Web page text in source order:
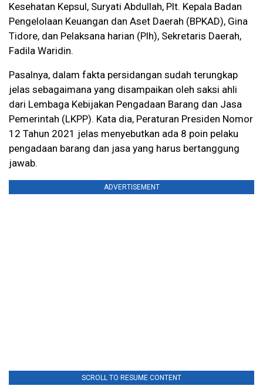
Kesehatan Kepsul, Suryati Abdullah, Plt. Kepala Badan
Pengelolaan Keuangan dan Aset Daerah (BPKAD), Gina
Tidore, dan Pelaksana harian (Plh), Sekretaris Daerah,
Fadila Waridin.
Pasalnya, dalam fakta persidangan sudah terungkap
jelas sebagaimana yang disampaikan oleh saksi ahli
dari Lembaga Kebijakan Pengadaan Barang dan Jasa
Pemerintah (LKPP). Kata dia, Peraturan Presiden Nomor
12 Tahun 2021 jelas menyebutkan ada 8 poin pelaku
pengadaan barang dan jasa yang harus bertanggung
jawab.
ADVERTISEMENT
SCROLL TO RESUME CONTENT